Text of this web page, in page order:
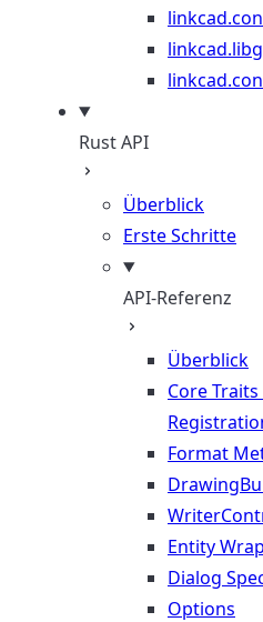
Rust API
Überblick
Erste Schritte
API-Referenz
Überblick
Core
Format
Entity
Dialog
Options